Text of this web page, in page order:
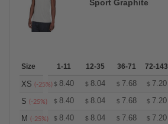
Sport Graphite
Size 1-11 12-35 36-71 72-143
XS (-25%) $ 8.40 $ 8.04 $ 7.68 $ 7.20
S (-25%) $ 8.40 $ 8.04 $ 7.68 $ 7.20
M (-25%) $ 8.40 $ 8.04 $ 7.68 $ 7.20